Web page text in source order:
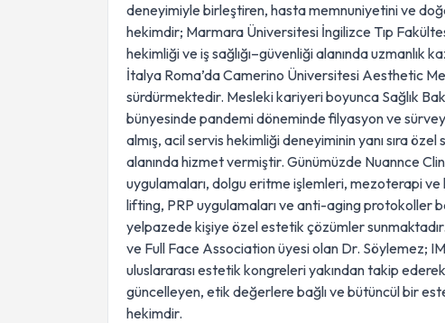
deneyimiyle birleştiren, hasta memnuniyetini ve
hekimdir; Marmara Üniversitesi İngilizce Tıp
hekimliği ve iş sağlığı–güvenliği alanında uzmanlık
İtalya Roma’da Camerino Üniversitesi Aesthetic
sürdürmektedir. Mesleki kariyeri boyunca Sağlık
bünyesinde pandemi döneminde filyasyon ve
almış, acil servis hekimliği deneyiminin yanı sıra
alanında hizmet vermiştir. Günümüzde Nuannce
uygulamaları, dolgu eritme işlemleri, mezoterapi ve
lifting, PRP uygulamaları ve anti-aging protokoller
yelpazede kişiye özel estetik çözümler
ve Full Face Association üyesi olan Dr. Söylemez;
uluslararası estetik kongreleri yakından takip
güncelleyen, etik değerlere bağlı ve bütüncül bir
hekimdir.